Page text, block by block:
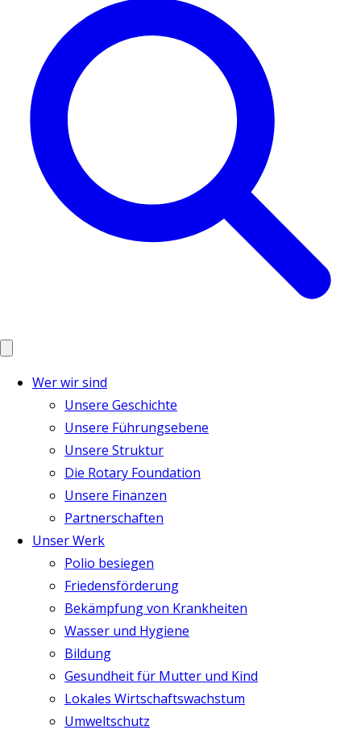
Wer wir sind
Unsere Geschichte
Unsere Führungsebene
Unsere Struktur
Die Rotary Foundation
Unsere Finanzen
Partnerschaften
Unser Werk
Polio besiegen
Friedensförderung
Bekämpfung von Krankheiten
Wasser und Hygiene
Bildung
Gesundheit für Mutter und Kind
Lokales Wirtschaftswachstum
Umweltschutz